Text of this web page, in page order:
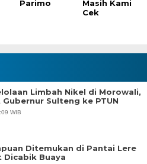
Parimo
Masih Kami
Cek
Limbah Nikel di Morowali,
Sulteng ke PTUN
WIB
Ditemukan di Pantai Lere
Dicabik Buaya